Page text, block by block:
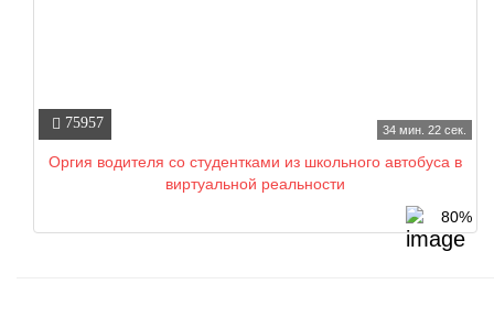
34 мин. 22 сек.
75957
Оргия водителя со студентками из школьного автобуса в
виртуальной реальности
80%